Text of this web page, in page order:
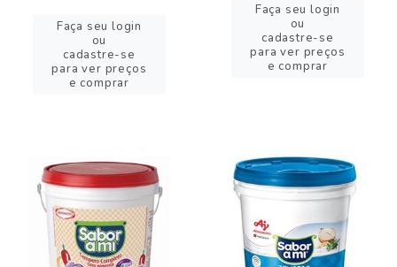
Faça seu login
ou
cadastre-se
para ver preços
e comprar
Faça seu login
ou
cadastre-se
para ver preços
e comprar